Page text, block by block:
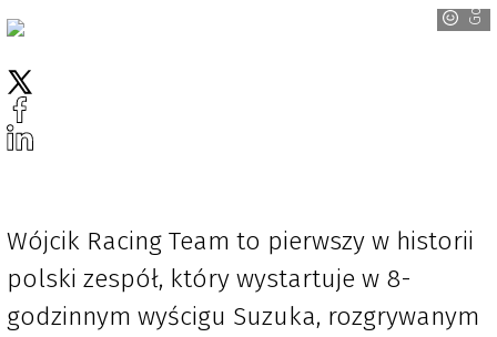
Wójcik Racing Team to pierwszy w historii
polski zespół, który wystartuje w 8-
godzinnym wyścigu Suzuka, rozgrywanym